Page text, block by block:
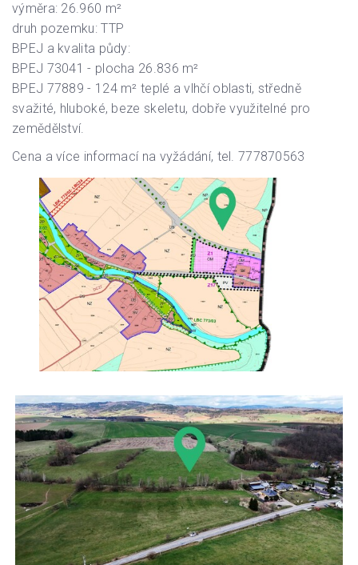
výměra: 26.960 m²
druh pozemku: TTP
BPEJ a kvalita půdy:
BPEJ 73041 - plocha 26.836 m²
BPEJ 77889 - 124 m² teplé a vlhčí oblasti, středně
svažité, hluboké, beze skeletu, dobře využitelné pro
zemědělství.
Cena a více informací na vyžádání, tel. 777870563